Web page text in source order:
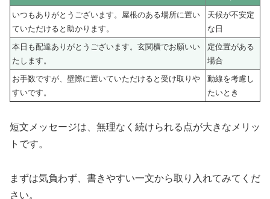
いつもありがとうございます。屋根のある場所に置い
ていただけると助かります。
天候が不安定
な日
本日も配達ありがとうございます。玄関横でお願いい
たします。
定位置がある
場合
お手数ですが、壁際に置いていただけると受け取りや
すいです。
動線を考慮し
たいとき
短文メッセージは、無理なく続けられる点が大きなメリッ
トです。
まずは気負わず、書きやすい一文から取り入れてみてくだ
さい。